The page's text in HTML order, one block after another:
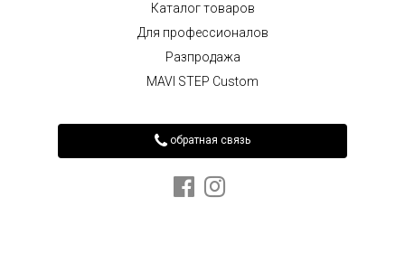
Каталог товаров
Для профессионалов
Разпродажа
MAVI STEP Custom
обратная связь